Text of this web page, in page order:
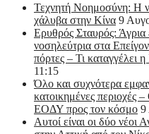
Τεχνητή Νοημοσύνη: Η
χάλυβα στην Κίνα 9
Ερυθρός Σταυρός:
νοσηλεύτρια στα
πόρτες – Τι
11:15
Όλο και συχνότερα
κατοικημένες περιοχές
ΕΟΔΥ προς τον κόσμο 9
Αυτοί είναι οι δύο νέοι